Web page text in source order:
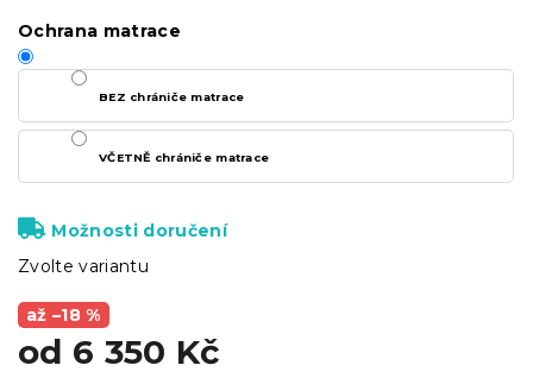
až –18 %
od 6 350 Kč
Zvolte variantu
Ochrana matrace
BEZ chrániče matrace
VČETNĚ chrániče matrace
Možnosti doručení